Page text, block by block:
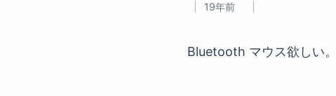
19年前
Bluetooth マウス欲しい。